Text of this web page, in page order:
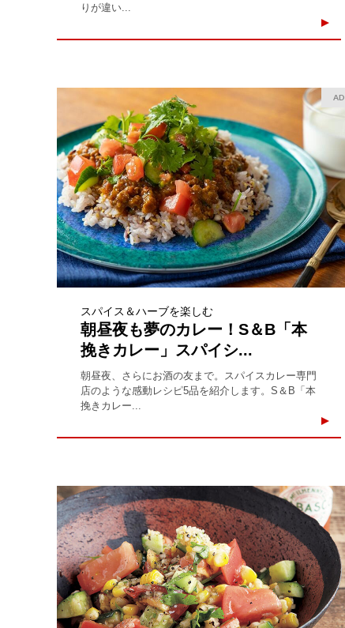
りが違い...
AD
スパイス＆ハーブを楽しむ
朝昼夜も夢のカレー！S＆B「本
挽きカレー」スパイシ...
朝昼夜、さらにお酒の友まで。スパイスカレー専門
店のような感動レシピ5品を紹介します。S＆B「本
挽きカレー...